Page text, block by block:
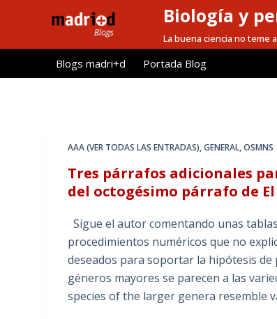
l
Biología y
La buena ciencia no teme
Blogs madri+d Portada Blog
AAA (VER TODAS LAS ENTRADAS),GENERAL,OSMNS
Tres párrafos adicionales
del octogésimo párrafo de El
Sigue el autor comentando unas
procedimientos numéricos que no
deseados para soportar la hipótesis
géneros mayores se parecen a las
species of the larger genera resemble